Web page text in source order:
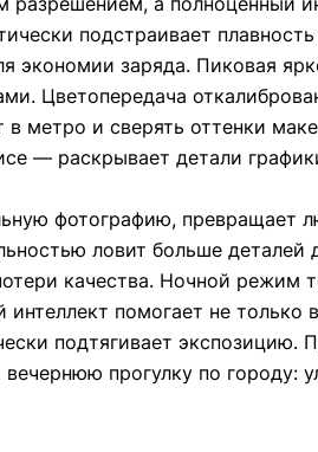
подстраивает
заряда. Пиковая
Цветопередача
метро и сверять оттенки
— раскрывает детали
фотографию, превращает
ловит больше
качества. Ночной режим
помогает не только
подтягивает экспозицию.
прогулку по городу: